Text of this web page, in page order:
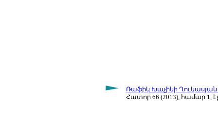
Ռաֆիկ Խաչիկի Ղուկասյան
Հատոր 66 (2013), համար 1,